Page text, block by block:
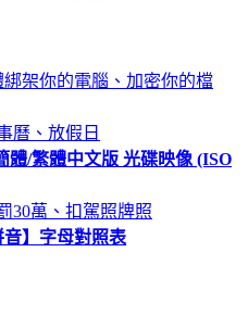
架你的電腦、加密你的檔
曆、放假日
體/繁體中文版 光碟映像 (ISO
30萬、扣駕照牌照
音】字母對照表